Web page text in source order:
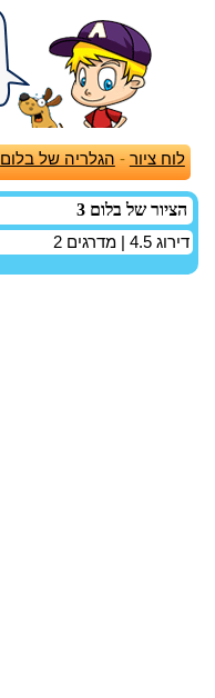
לוח ציור - הגלריה של בלום
הציור של בלום 3
דירוג 4.5 | מדרגים 2